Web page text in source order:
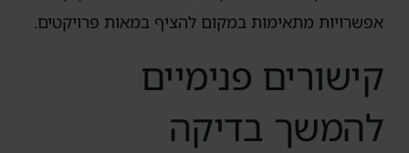
אפשרויות מתאימות במקום להציף במאות פרויקטים.
קישורים פנימיים
להמשך בדיקה